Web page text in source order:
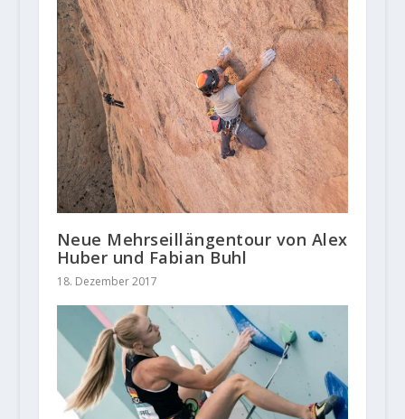
Neue Mehrseillängentour von Alex
Huber und Fabian Buhl
18. Dezember 2017